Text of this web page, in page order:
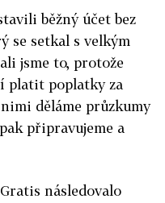
běžný účet bez
se setkal s velkým
jsme to, protože
platit poplatky za
děláme průzkumy
připravujeme a
následovalo